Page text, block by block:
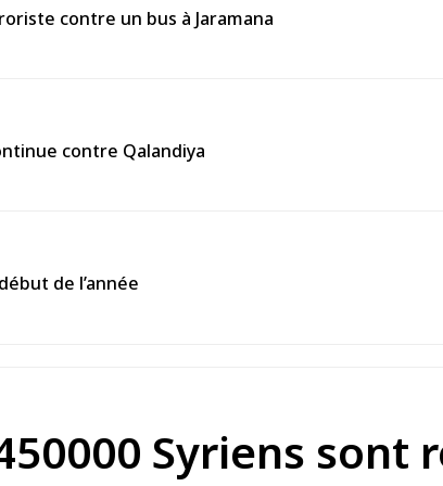
contre un bus à Jaramana
contre Qalandiya
de l’année
Syriens sont